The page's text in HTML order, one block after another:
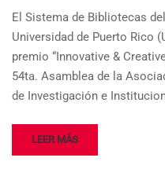
El Sistema de Bibliotecas
Universidad de Puerto Rico
premio “Innovative &
54ta. Asamblea de la
de Investigación e
LEER MÁS